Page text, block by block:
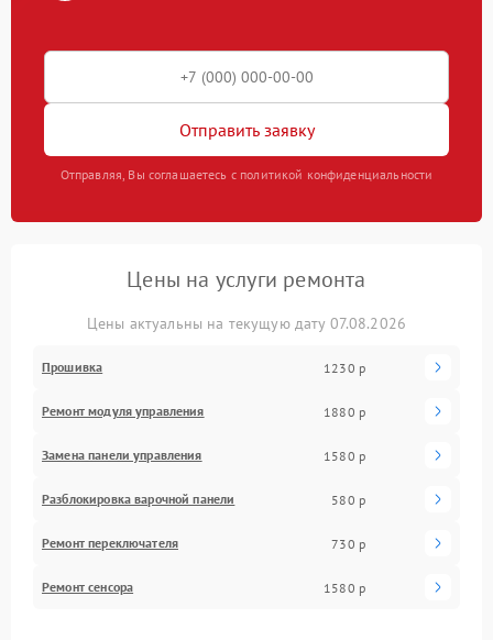
Отправить заявку
Отправляя, Вы соглашаетесь с политикой конфиденциальности
Цены на услуги ремонта
Цены актуальны на текущую дату 07.08.2026
Прошивка 1230 р
Ремонт модуля управления 1880 р
Замена панели управления 1580 р
Разблокировка варочной панели 580 р
Ремонт переключателя 730 р
Ремонт сенсора 1580 р